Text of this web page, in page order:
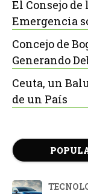
El Consejo de
Emergencia
Concejo de
Generando
Ceuta, un
de un País